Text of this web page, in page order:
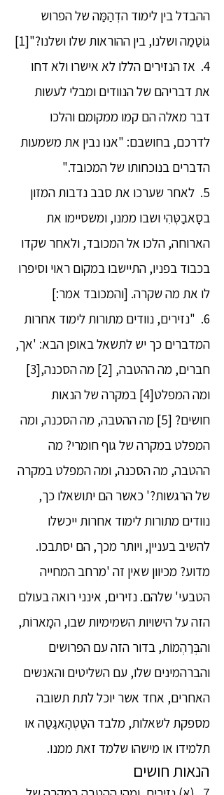
ההבדל בין לימוד הדְהַמַּה של הפרוש
גוֹטַמַה ושלנו, בין ההוראות שלו ושלנו?"[1]
4. אז הנזירים הללו לא אישרו ולא דחו
את דבריהם של הנוודים ומבלי לעשות
דבר מאלה הם קמו ממקומם והלכו
לדרכם, בחושבם: "אנו נבין את משמעות
הדברים בנוכחותו של המכובד."
5. לאחר שערכו את סבב נדבות המזון
בסָאבַטְּהִי ושבו ממנו, ומשסיימו את
הארוחה, הלכו אל המכובד, ולאחר שקדו
בכבוד בפניו, התיישבו במקום ראוי וסיפרו
לו את מה שקרה. [והמכובד אמר:]
6. "נזירים, נוודים מתורות לימוד אחרות
המדברים כך יש לתשאל באופן הבא: 'אך,
חברים, מה ההטבה, [2] מה הסכנה,[3]
ומה המפלט[4] במקרה של הנאות
חושים? [5] מה ההטבה, מה הסכנה, ומה
המפלט במקרה של גוף חומרי? מה
ההטבה, מה הסכנה, ומה המפלט במקרה
של הרגשות?' כאשר הם יתושאלו כך,
נוודים מתורות לימוד אחרות ייכשלו
להשיב בעניין, ויותר מכך, הם יסתבכו.
מדוע? מכיוון שאין זה 'מרחב המחייה
הטבעי' שלהם. נזירים, אינני רואה בעולם
הזה על הישויות השמימיות שבו, המָארוֹת,
והבְּרַהְמוֹת, בדור הזה עם הפרושים
והברהמינים שלו, עם השליטים והאנשים
האחרים, אחד אשר יוכל לתת תשובה
מספקת לשאלות, מלבד הטַטְהָאגַטַה או
תלמידו או מישהו שלמד זאת ממנו.
הנאות חושים